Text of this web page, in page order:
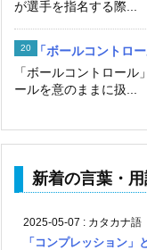
が選手を指名する際...
「ボールコントロ
「ボールコントロー
ールを意のままに扱...
新着の言葉・
2025-05-07 : カタカナ語
「コンプレッション」